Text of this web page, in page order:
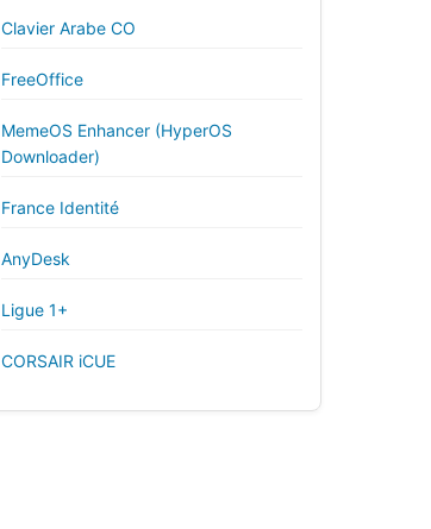
Clavier Arabe CO
FreeOffice
MemeOS Enhancer (HyperOS
Downloader)
France Identité
AnyDesk
Ligue 1+
CORSAIR iCUE